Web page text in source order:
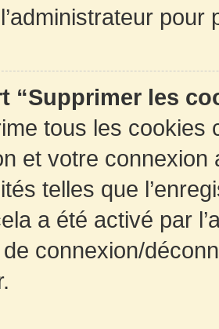
“Supprimer les
tous les cookies
et votre
telles que
a été activé par
connexion/